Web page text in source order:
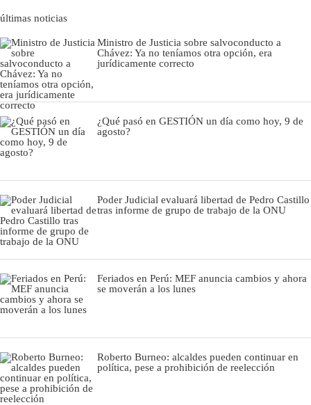
últimas noticias
Ministro de Justicia sobre salvoconducto a
Chávez: Ya no teníamos otra opción, era
jurídicamente correcto
¿Qué pasó en GESTIÓN un día como hoy, 9 de
agosto?
Poder Judicial evaluará libertad de Pedro Castillo
tras informe de grupo de trabajo de la ONU
Feriados en Perú: MEF anuncia cambios y ahora
se moverán a los lunes
Roberto Burneo: alcaldes pueden continuar en
política, pese a prohibición de reelección